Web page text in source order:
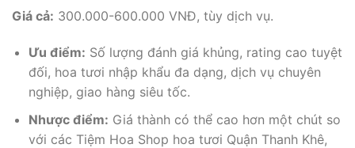
Giá cả: 300.000-600.000 VNĐ, tùy dịch vụ.
Ưu điểm: Số lượng đánh giá khủng, rating cao tuyệt
đối, hoa tươi nhập khẩu đa dạng, dịch vụ chuyên
nghiệp, giao hàng siêu tốc.
Nhược điểm: Giá thành có thể cao hơn một chút so
với các Tiệm Hoa Shop hoa tươi Quận Thanh Khê,